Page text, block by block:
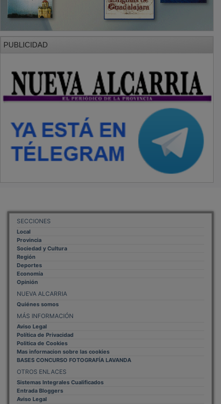
SECCIONES
Local
Provincia
Sociedad y Cultura
Región
Deportes
Economía
Opinión
NUEVA ALCARRIA
Quiénes somos
MÁS INFORMACIÓN
Aviso Legal
Política de Privacidad
Politica de Cookies
Mas informacion sobre las cookies
BASES CONCURSO FOTOGRAFÍA LAVANDA
OTROS ENLACES
Sistemas Integrales Cualificados
Entrada Bloggers
Aviso Legal
Configuración de Cookies